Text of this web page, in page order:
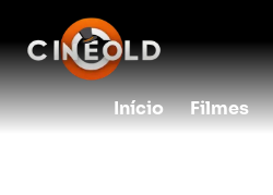
Início Filmes